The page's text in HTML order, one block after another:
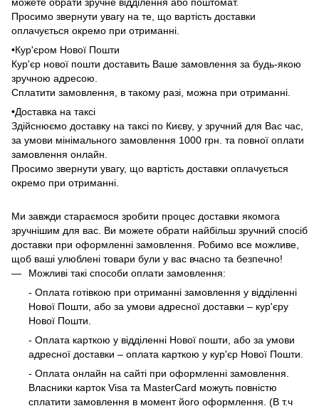
Просимо звернути увагу на те, що вартість доставки
оплачується окремо при отриманні.
•Кур'єром Нової Пошти
Кур'єр нової пошти доставить Ваше замовлення за будь-якою
зручною адресою.
Сплатити замовлення, в такому разі, можна при отриманні.
•Доставка на таксі
Здійснюємо доставку на таксі по Києву, у зручний для Вас час,
за умови мінімального замовлення 1000 грн. та повної оплати
замовлення онлайн.
Просимо звернути увагу, що вартість доставки оплачується
окремо при отриманні.
Ми завжди стараємося зробити процес доставки якомога
зручнішим для вас. Ви можете обрати найбільш зручний спосіб
доставки при оформленні замовлення. Робимо все можливе,
щоб ваші улюблені товари були у вас вчасно та безпечно!
Можливі такі способи оплати замовлення:
- Оплата готівкою при отриманні замовлення у відділенні
Нової Пошти, або за умови адресної доставки – кур'єру
Нової Пошти.
- Оплата карткою у відділенні Нової пошти, або за умови
адресної доставки – оплата карткою у кур'єр Нової Пошти.
- Оплата онлайн на сайті при оформленні замовлення.
Власники карток Visa та MasterCard можуть повністю
сплатити замовлення в момент його оформлення. (В т.ч